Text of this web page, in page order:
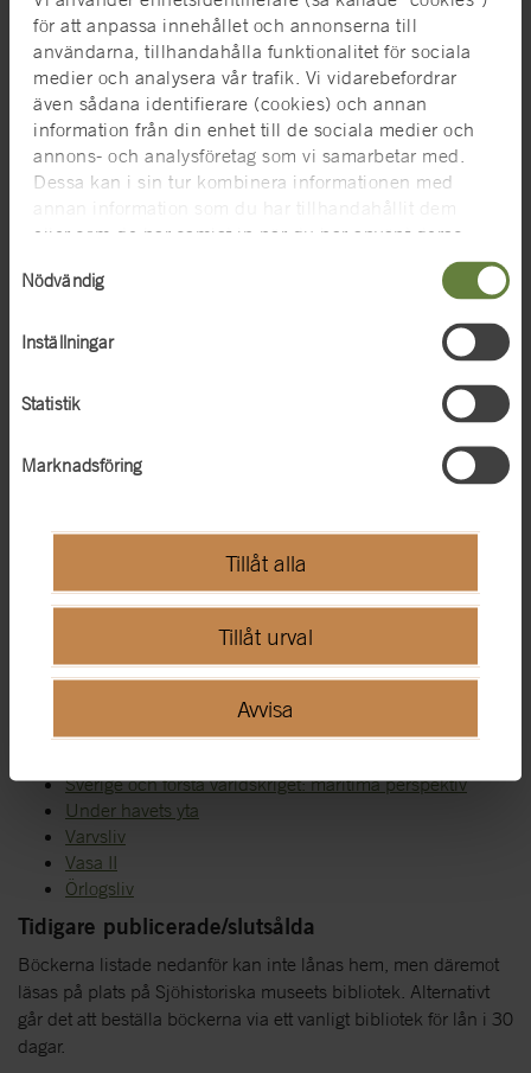
för att anpassa innehållet och annonserna till
användarna, tillhandahålla funktionalitet för sociala
medier och analysera vår trafik. Vi vidarebefordrar
även sådana identifierare (cookies) och annan
information från din enhet till de sociala medier och
annons- och analysföretag som vi samarbetar med.
Dessa kan i sin tur kombinera informationen med
annan information som du har tillhandahållit dem
eller som de har samlat in när du har använt deras
Nödvändig
Inställningar
Statistik
Marknadsföring
Tillåt alla
Tillåt urval
Avvisa
Ett par publikationer finns även i Vasamuseets butik, det finns
då angett på publikationens sida.
Marinarkeologiska rapporter
Våra marinarkeologiska rapporter laddar du ner från Vrak –
Museum of Wrecks webbplats.
Marinarkeologiska rapporter (extern webbplats)
100 ting ur samlingarna
Fripassagerare
Gränslös sjöfart
Lust & Nöje: essäer om livet i båt under 300 år
Marinmålarna: skeppet, havet och sjömannen i konsten
från Jacob Hägg till Lars Lerin
Sjöfartsmiljöer
Stockholm örlogsstaden
Svensk kustsjöfart 1840-1940
Sverige och första världskriget: maritima perspektiv
Under havets yta
Varvsliv
Vasa II
Örlogsliv
Tidigare publicerade/slutsålda
Böckerna listade nedanför kan inte lånas hem, men däremot
läsas på plats på Sjöhistoriska museets bibliotek. Alternativt
går det att beställa böckerna via ett vanligt bibliotek för lån i 30
dagar.